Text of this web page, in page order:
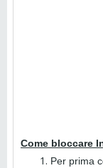
Come bloccare
Per prima